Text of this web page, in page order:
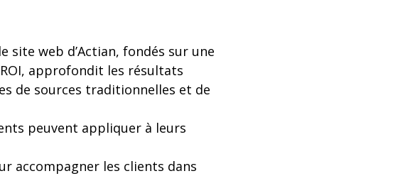
site web d’Actian, fondés sur une
approfondit les résultats
de sources traditionnelles et de
peuvent appliquer à leurs
accompagner les clients dans